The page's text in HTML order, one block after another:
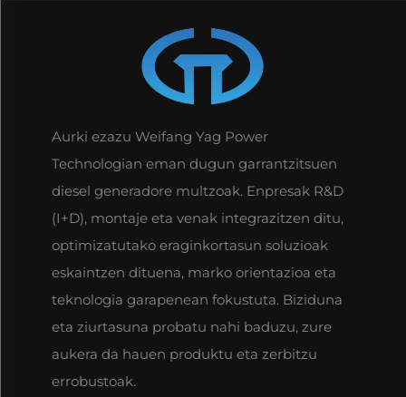
Aurki ezazu Weifang Yag Power
Technologian eman dugun garrantzitsuen
diesel generadore multzoak. Enpresak R&D
(I+D), montaje eta venak integrazitzen ditu,
optimizatutako eraginkortasun soluzioak
eskaintzen dituena, marko orientazioa eta
teknologia garapenean fokustuta. Biziduna
eta ziurtasuna probatu nahi baduzu, zure
aukera da hauen produktu eta zerbitzu
errobustoak.